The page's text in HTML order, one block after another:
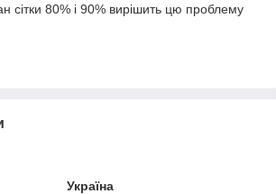
сітки 80% і 90% вирішить цю проблему
Україна